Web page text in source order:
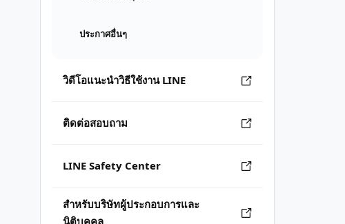
ประกาศอื่นๆ
วิดีโอแนะนำวิธีใช้งาน LINE
ติดต่อสอบถาม
LINE Safety Center
สำหรับบริษัทผู้ประกอบการและ
นิติบุคคล